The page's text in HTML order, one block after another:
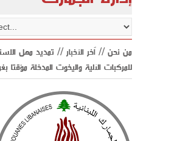
من نحن // اّخر الأخبار// تمديد مهل
للمركبات الآلية واليخوت المدخلة مؤقتا